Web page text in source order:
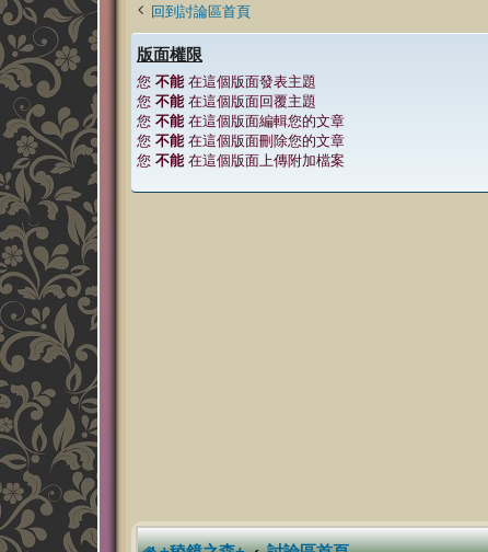
回到討論區首頁
版面權限
您 不能 在這個版面發表主題
您 不能 在這個版面回覆主題
您 不能 在這個版面編輯您的文章
您 不能 在這個版面刪除您的文章
您 不能 在這個版面上傳附加檔案